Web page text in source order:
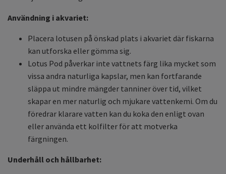
Användning i akvariet:
Placera lotusen på önskad plats i akvariet där fiskarna
kan utforska eller gömma sig.
Lotus Pod påverkar inte vattnets färg lika mycket som
vissa andra naturliga kapslar, men kan fortfarande
släppa ut mindre mängder tanniner över tid, vilket
skapar en mer naturlig och mjukare vattenkemi. Om du
föredrar klarare vatten kan du koka den enligt ovan
eller använda ett kolfilter för att motverka
färgningen.
Underhåll och hållbarhet: